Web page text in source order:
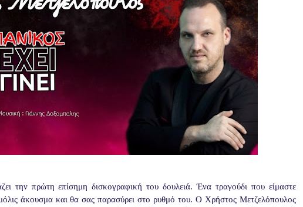
την πρώτη επίσημη δισκογραφική του δουλειά. Ένα τραγούδι που είμαστε
άκουσμα και θα σας παρασύρει στο ρυθμό του. Ο Χρήστος Μετζελόπουλος